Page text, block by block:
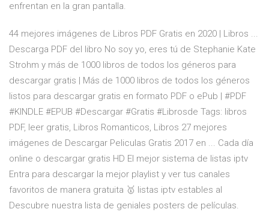
enfrentan en la gran pantalla.
44 mejores imágenes de Libros PDF Gratis en 2020 | Libros ...
Descarga PDF del libro No soy yo, eres tú de Stephanie Kate
Strohm y más de 1000 libros de todos los géneros para
descargar gratis | Más de 1000 libros de todos los géneros
listos para descargar gratis en formato PDF o ePub | #PDF
#KINDLE #EPUB #Descargar #Gratis #Librosde Tags: libros
PDF, leer gratis, Libros Romanticos, Libros 27 mejores
imágenes de Descargar Peliculas Gratis 2017 en ... Cada día
online o descargar gratis HD El mejor sistema de listas iptv
Entra para descargar la mejor playlist y ver tus canales
favoritos de manera gratuita 🥇 listas iptv estables al
Descubre nuestra lista de geniales posters de películas.